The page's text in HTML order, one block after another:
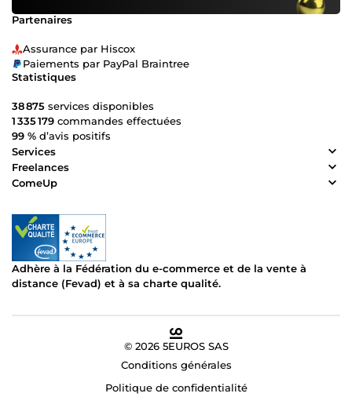
Partenaires
Assurance par Hiscox
Paiements par PayPal Braintree
Statistiques
38 875 services disponibles
1 335 179 commandes effectuées
99 % d’avis positifs
Services
Freelances
ComeUp
Adhère à la Fédération du e-commerce et de la vente à
distance (Fevad) et à sa charte qualité.
© 2026 5EUROS SAS
Conditions générales
Politique de confidentialité